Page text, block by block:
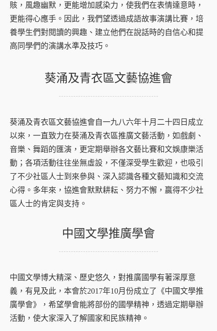
賅，風趣幽默，更能增加感染力，使我們在表情達意時，
更能得心應手。因此，我們望透過成語故事演講比賽，培
養學生們對閱讀的興趣、建立他們在說話時的自信心和提
高同學們的演講水準及技巧。
葵涌及青衣區文藝協進會
葵涌及青衣區文藝協進會自一九八六年十月二十四日成立
以來，一直致力在葵涌及青衣區推廣文藝活動，如戲劇、
音樂、舞蹈的匯演，更定期舉辦各文藝比賽和文娛康樂活
動；各項活動往往坐無虛設，不僅深受學生歡迎，也吸引
了不少社區人士到來參與、深入認識各種文藝知識和交流
心得。多年來，協進會默默耕耘、努力不懈，贏得不少社
區人士的肯定與支持。
中國文學推廣學會
中國文學博大精深、歷史悠久，對推廣國學有著深厚意
義，有見及此，本會於2017年10月份成立了《中國文學推
廣學會》，希望學會能將部份的國學精神，透過定期舉辦
活動，使大家深入了解國家和民族精神。